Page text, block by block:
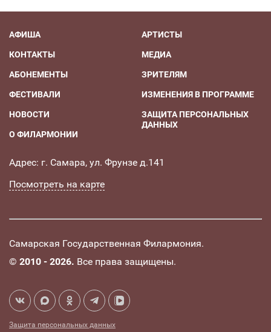
АФИША
КОНТАКТЫ
АБОНЕМЕНТЫ
ФЕСТИВАЛИ
НОВОСТИ
О ФИЛАРМОНИИ
АРТИСТЫ
МЕДИА
ЗРИТЕЛЯМ
ИЗМЕНЕНИЯ В ПРОГРАММЕ
ЗАЩИТА ПЕРСОНАЛЬНЫХ
ДАННЫХ
Адрес: г. Самара, ул. Фрунзе д.141
Посмотреть на карте
Самарская Государственная Филармония.
© 2010 - 2026. Все права защищены.
Защита персональных данных